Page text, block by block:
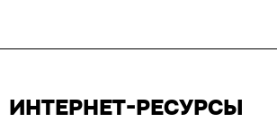
ИНТЕРНЕТ-РЕСУРСЫ